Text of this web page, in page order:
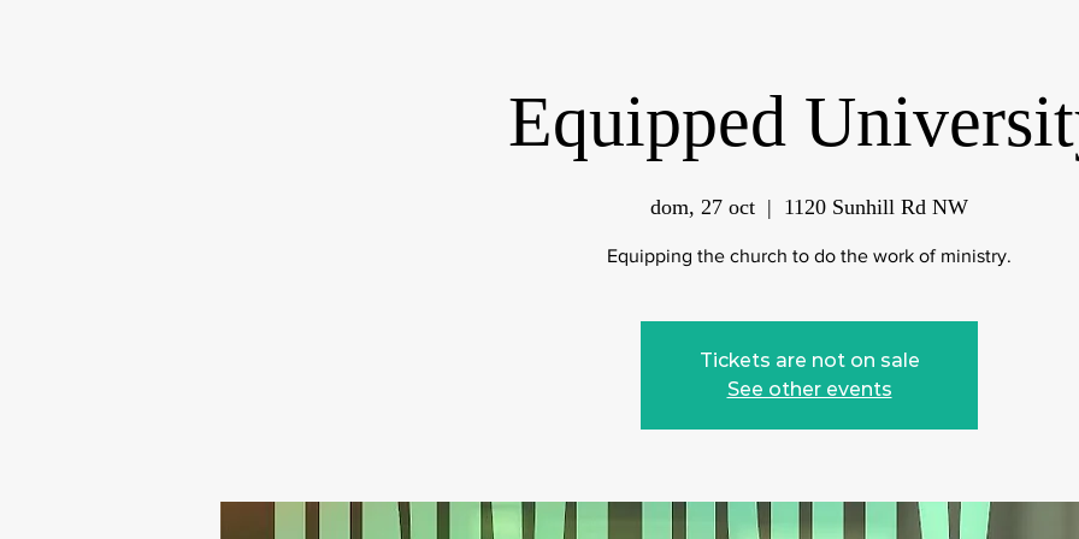
Equipped
dom, 27 oct
  |
1120 Sunhill Rd NW
Equipping the church to do the work of ministry.
Tickets are not on sale
See other events